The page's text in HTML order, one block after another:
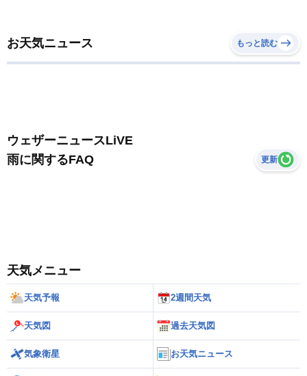
お天気ニュース もっと読む
ウェザーニュースLiVE
雨に関するFAQ
更新
天気メニュー
天気予報 2週間天気
天気図 過去天気図
気象衛星 お天気ニュース